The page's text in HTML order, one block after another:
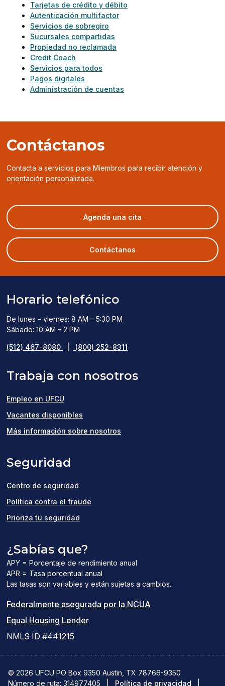
Tarjetas de crédito y débito
Autenticación multifactor
Servicios de sobregiro
Sucursales compartidas
Propiedad no reclamada
Credit Coach
Servicios para todos
Pagos digitales
Administración de cuentas
Contáctanos
Contacta a servicios para Miembros para recibir atención y
orientación personalizada.
Agenda una cita
in
a
Contáctanos
Horario telefónico
De lunes – viernes: 8 AM – 5:30 PM
Sábado: 10 AM – 2 PM
(512) 467-8080 (800) 252-8311
Trabaja con nosotros
Empleo en UFCU
Vacantes disponibles
in
Más información sobre nosotros
Seguridad
Centro de seguridad
Política contra el fraude
Prioriza tu seguridad
¿Sabías que?
APY = Porcentaje de rendimiento anual
APR = Tasa porcentual anual
Las tasas son variables y están sujetas a cambios.
Federalmente asegurada por la NCUA
abre
una
Equal Housing Lender(el
una
nueva
NMLS ID #441215
© 2026 UFCU PO Box 9350 Austin, TX 78766-9350
Número de ruta: 314977405
Política de privacidad